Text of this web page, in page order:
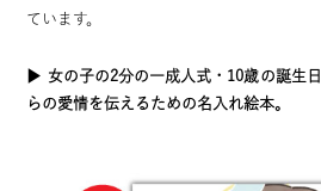
ています。
▶︎ 女の子の2分の一成人式・10歳の誕生
らの愛情を伝えるための名入れ絵本。